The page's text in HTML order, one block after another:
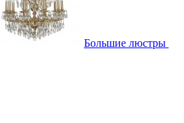
Большие люстры